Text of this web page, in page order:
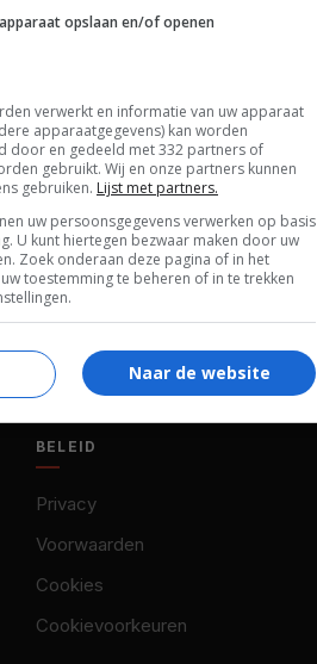
in het dorp Mizubiki, vlakbij
met 2 nieuwe films
filmmaker op te gaan
BELEID
Privacy
Voorwaarden
Cookies
Cookievoorkeuren
opslaan en/of openen
verwerkt en informatie van uw apparaat
apparaatgegevens) kan worden
door en gedeeld met 332 partners of
gebruikt. Wij en onze partners kunnen
gebruiken. Lijst met partners.
uw persoonsgegevens verwerken op basis
U kunt hiertegen bezwaar maken door uw
Zoek onderaan deze pagina of in het
toestemming te beheren of in te trekken
Naar de website